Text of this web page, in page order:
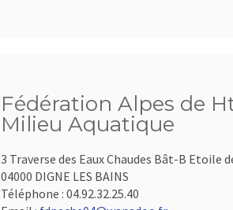
Fédération Alpes de
Milieu Aquatique
3 Traverse des Eaux Chaudes Bât-B Etoile
04000 DIGNE LES BAINS
Téléphone : 04.92.32.25.40